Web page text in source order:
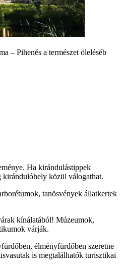
– Pihenés a természet öleléséb
Ha kirándulástippek
közül válogathat.
tanösvények állatkertek
kínálatából! Múzeumok,
várják.
élményfürdőben szeretne
is megtalálhatók turisztikai